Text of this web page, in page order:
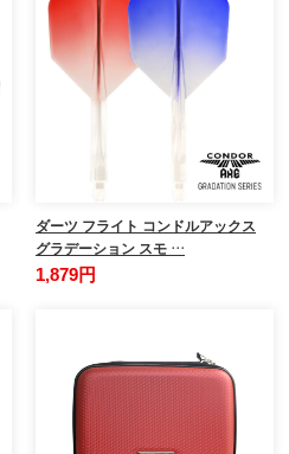
ダーツ フライト コンドルアックス
グラデーション スモ …
1,879円